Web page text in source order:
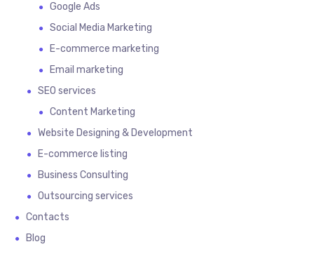
Google Ads
Social Media Marketing
E-commerce marketing
Email marketing
SEO services
Content Marketing
Website Designing & Development
E-commerce listing
Business Consulting
Outsourcing services
Contacts
Blog